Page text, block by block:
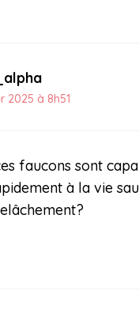
2025 à 8h51
faucons sont
à la vie